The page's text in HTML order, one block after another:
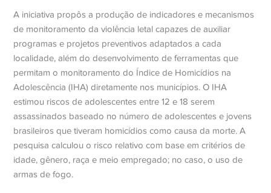
A iniciativa propôs a produção de indicadores e mecanismos
de monitoramento da violência letal capazes de auxiliar
programas e projetos preventivos adaptados a cada
localidade, além do desenvolvimento de ferramentas que
permitam o monitoramento do Índice de Homicídios na
Adolescência (IHA) diretamente nos municípios. O IHA
estimou riscos de adolescentes entre 12 e 18 serem
assassinados baseado no número de adolescentes e jovens
brasileiros que tiveram homicídios como causa da morte. A
pesquisa calculou o risco relativo com base em critérios de
idade, gênero, raça e meio empregado; no caso, o uso de
armas de fogo.